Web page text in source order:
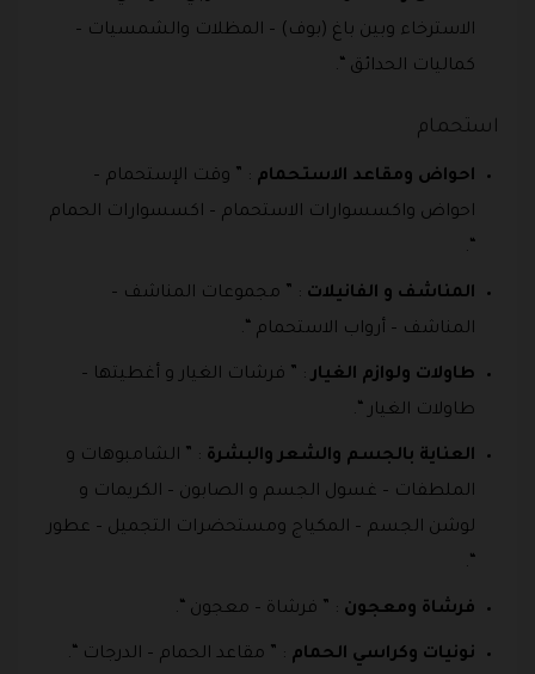
الاسترخاء وبين باغ (بوف) – المظلات والشمسيات –
كماليات الحدائق “.
استحمام
احواض ومقاعد الاستحمام : ” وقت الإستحمام –
احواض واكسسوارات الاستحمام – اكسسوارات الحمام
“.
المناشف و الفانيلات : ” مجموعات المناشف –
المناشف – أرواب الاستحمام “.
طاولات ولوازم الغيار: ” فرشات الغيار و أغطيتها –
طاولات الغيار “.
العناية بالجسم والشعر والبشرة : ” الشامبوهات و
الملطفات – غسول الجسم و الصابون – الكريمات و
لوشن الجسم – المكياج ومستحضرات التجميل – عطور
“.
فرشاة ومعجون : ” فرشاة – معجون “.
نونيات وكراسي الحمام : ” مقاعد الحمام – الدرجات “.